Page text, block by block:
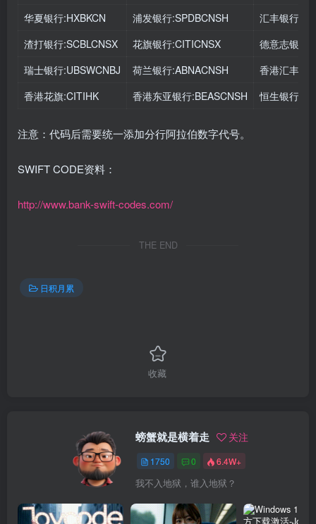
华夏银行:HXBKCN
浦发银行:SPDBCNSH
汇丰银行
渣打银行:SCBLCNSX
花旗银行:CITICNSX
德意志银行
瑞士银行:UBSWCNBJ
荷兰银行:ABNACNSH
香港汇丰
香港花旗:CITIHK
香港东亚银行:BEASCNSH 恒生银行
注意：代码后需要统一添加分行阿拉伯数字代号。
SWIFT CODE资料：
http://www.bank-swift-codes.com/
THE END
日积月累
收藏
螃蟹就是横着走 关注
1750 0 6.4W+
我不入地狱，谁入地狱？